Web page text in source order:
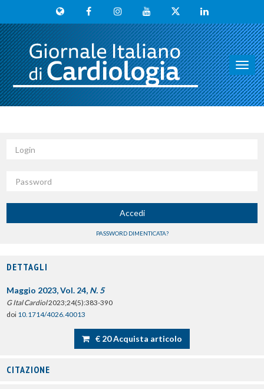
Accedi
PASSWORD DIMENTICATA?
DETTAGLI
Maggio 2023, Vol. 24, N. 5
G Ital Cardiol2023;24(5):383-390
doi 10.1714/4026.40013
€ 20 Acquista articolo
CITAZIONE